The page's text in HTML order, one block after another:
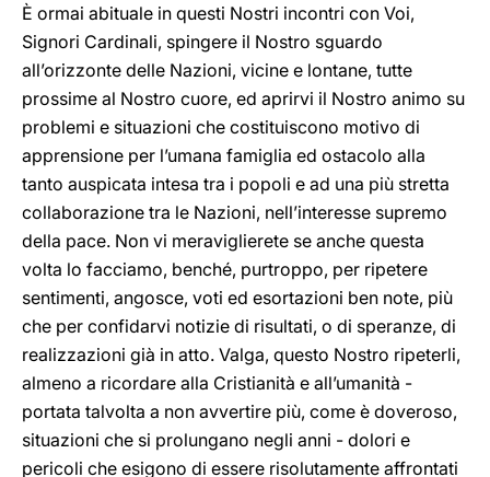
È ormai abituale in questi Nostri incontri con Voi,
Signori Cardinali, spingere il Nostro sguardo
all’orizzonte delle Nazioni, vicine e lontane, tutte
prossime al Nostro cuore, ed aprirvi il Nostro animo su
problemi e situazioni che costituiscono motivo di
apprensione per l’umana famiglia ed ostacolo alla
tanto auspicata intesa tra i popoli e ad una più stretta
collaborazione tra le Nazioni, nell’interesse supremo
della pace. Non vi meraviglierete se anche questa
volta lo facciamo, benché, purtroppo, per ripetere
sentimenti, angosce, voti ed esortazioni ben note, più
che per confidarvi notizie di risultati, o di speranze, di
realizzazioni già in atto. Valga, questo Nostro ripeterli,
almeno a ricordare alla Cristianità e all’umanità -
portata talvolta a non avvertire più, come è doveroso,
situazioni che si prolungano negli anni - dolori e
pericoli che esigono di essere risolutamente affrontati